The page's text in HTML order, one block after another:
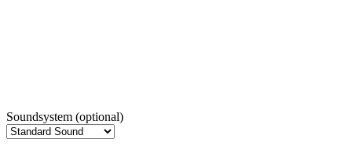
Soundsystem (optional)